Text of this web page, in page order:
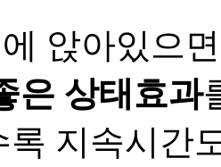
앉아있으
은 상태효과
록 지속시간